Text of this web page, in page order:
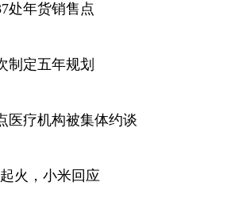
处年货销售点
制定五年规划
医疗机构被集体约谈
火，小米回应